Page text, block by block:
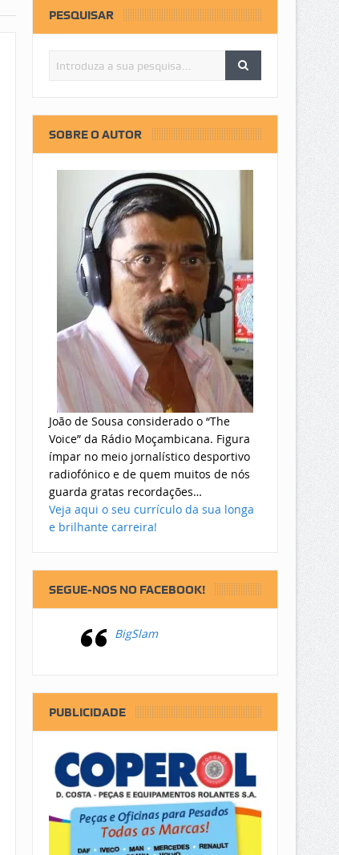
PESQUISAR
SOBRE O AUTOR
João de Sousa considerado o “The
Voice” da Rádio Moçambicana. Figura
ímpar no meio jornalístico desportivo
radiofónico e de quem muitos de nós
guarda gratas recordações…
Veja aqui o seu currículo da sua longa
e brilhante carreira!
SEGUE-NOS NO FACEBOOK!
BigSlam
PUBLICIDADE